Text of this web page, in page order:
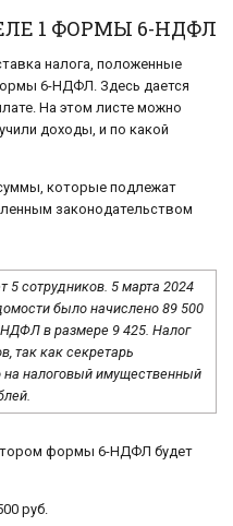
1 ФОРМЫ 6-НДФЛ
налога, положенные
6-НДФЛ. Здесь дается
На этом листе можно
доходы, и по какой
которые подлежат
законодательством
5 сотрудников. 5 марта 2024
было начислено 89 500
в размере 9 425. Налог
так как секретарь
налоговый имущественный
формы 6-НДФЛ будет
руб.